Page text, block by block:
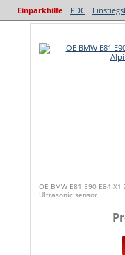
Einparkhilfe
PDC
OE BMW E81 E90 E84
Ultrasonic sensor